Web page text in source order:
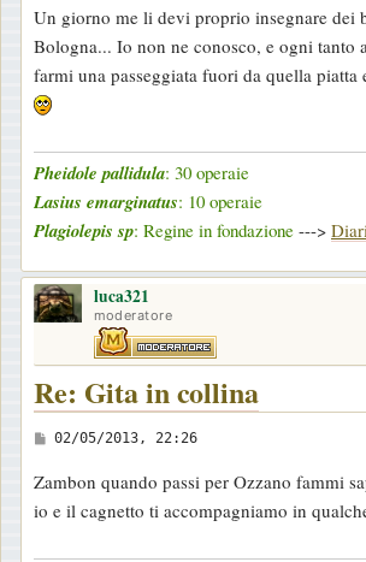
Un giorno me li devi proprio insegnare dei
Bologna... Io non ne conosco, e ogni tanto
farmi una passeggiata fuori da quella piatta
Pheidole pallidula: 30 operaie
Lasius emarginatus: 10 operaie
Plagiolepis sp: Regine in fondazione --->
luca321
moderatore
Re: Gita in collina
M
s
s
02/05/2013, 22:26
Zambon quando passi per Ozzano fammi
io e il cagnetto ti accompagniamo in